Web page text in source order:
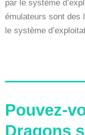
par le système
émulateurs sont des
le système
Pouvez-
Dragons